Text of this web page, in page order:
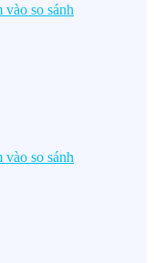
vào so sánh
vào so sánh